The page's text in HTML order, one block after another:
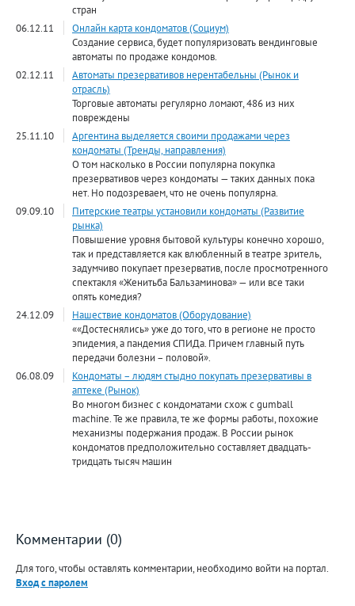
стран
06.12.11
Онлайн карта кондоматов (Социум)
Создание сервиса, будет популяризовать вендинговые
автоматы по продаже кондомов.
02.12.11
Автоматы презервативов нерентабельны (Рынок и
отрасль)
Торговые автоматы регулярно ломают, 486 из них
повреждены
25.11.10
Аргентина выделяется своими продажами через
кондоматы (Тренды, направления)
О том насколько в России популярна покупка
презервативов через кондоматы — таких данных пока
нет. Но подозреваем, что не очень популярна.
09.09.10
Питерские театры установили кондоматы (Развитие
рынка)
Повышение уровня бытовой культуры конечно хорошо,
так и представляется как влюбленный в театре зритель,
задумчиво покупает презерватив, после просмотренного
спектакля «Женитьба Бальзаминова» — или все таки
опять комедия?
24.12.09
Нашествие кондоматов (Оборудование)
««Достеснялись» уже до того, что в регионе не просто
эпидемия, а пандемия СПИДа. Причем главный путь
передачи болезни – половой».
06.08.09
Кондоматы – людям стыдно покупать презервативы в
аптеке (Рынок)
Во многом бизнес с кондоматами схож с gumball
machine. Те же правила, те же формы работы, похожие
механизмы подержания продаж. В России рынок
кондоматов предположительно составляет двадцать-
тридцать тысяч машин
Комментарии (0)
Для того, чтобы оставлять комментарии, необходимо войти на портал.
Вход с паролем